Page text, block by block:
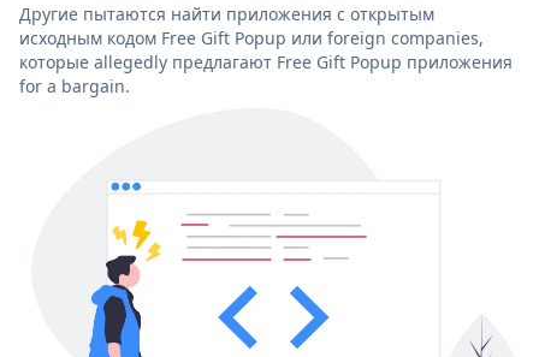
Другие пытаются найти приложения с открытым
исходным кодом Free Gift Popup или foreign companies,
которые allegedly предлагают Free Gift Popup приложения
for a bargain.